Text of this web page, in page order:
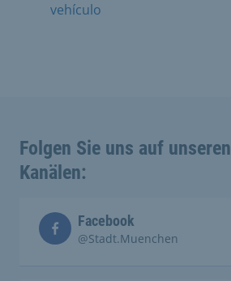
vehículo
Folgen Sie uns auf
Kanälen:
Facebook
@Stadt.Muenchen